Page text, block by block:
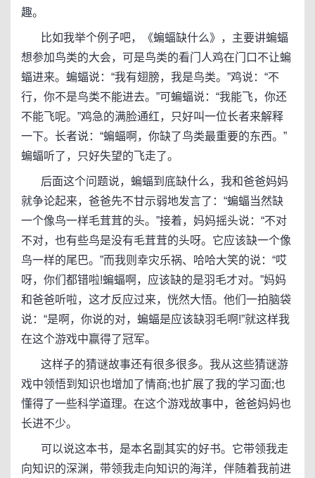
趣。
比如我举个例子吧，《蝙蝠缺什么》，主要讲蝙蝠
想参加鸟类的大会，可是鸟类的看门人鸡在门口不让蝙
蝠进来。蝙蝠说：“我有翅膀，我是鸟类。”鸡说：“不
行，你不是鸟类不能进去。”可蝙蝠说：“我能飞，你还
不能飞呢。”鸡急的满脸通红，只好叫一位长者来解释
一下。长者说：“蝙蝠啊，你缺了鸟类最重要的东西。”
蝙蝠听了，只好失望的飞走了。
后面这个问题说，蝙蝠到底缺什么，我和爸爸妈妈
就争论起来，爸爸先不甘示弱地发言了：“蝙蝠当然缺
一个像鸟一样毛茸茸的头。”接着，妈妈摇头说：“不对
不对，也有些鸟是没有毛茸茸的头呀。它应该缺一个像
鸟一样的尾巴。”而我则幸灾乐祸、哈哈大笑的说：“哎
呀，你们都错啦!蝙蝠啊，应该缺的是羽毛才对。”妈妈
和爸爸听啦，这才反应过来，恍然大悟。他们一拍脑袋
说：“是啊，你说的对，蝙蝠是应该缺羽毛啊!”就这样我
在这个游戏中赢得了冠军。
这样子的猜谜故事还有很多很多。我从这些猜谜游
戏中领悟到知识也增加了情商;也扩展了我的学习面;也
懂得了一些科学道理。在这个游戏故事中，爸爸妈妈也
长进不少。
可以说这本书，是本名副其实的好书。它带领我走
向知识的深渊，带领我走向知识的海洋，伴随着我前进